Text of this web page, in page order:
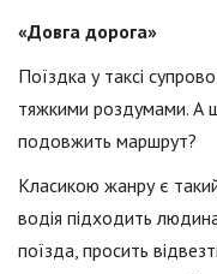
«Довга дорога»
Поїздка у таксі
тяжкими роздумами. А
подовжить маршрут?
Класикою жанру є
водія підходить
поїзда, просить